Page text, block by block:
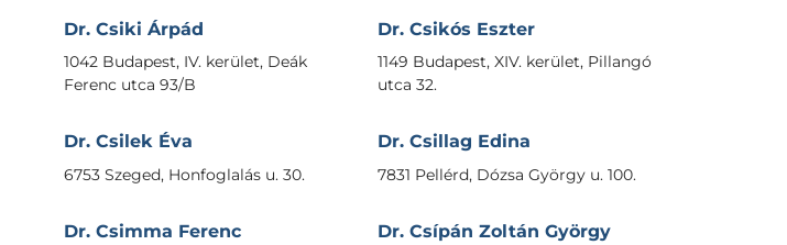
Dr. Csiki Árpád
1042 Budapest, IV. kerület, Deák
Ferenc utca 93/B
Dr. Csikós Eszter
1149 Budapest, XIV. kerület, Pillangó
utca 32.
Dr. Csilek Éva
6753 Szeged, Honfoglalás u. 30.
Dr. Csillag Edina
7831 Pellérd, Dózsa György u. 100.
Dr. Csimma Ferenc Dr. Csípán Zoltán György